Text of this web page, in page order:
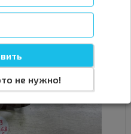
не нужно!